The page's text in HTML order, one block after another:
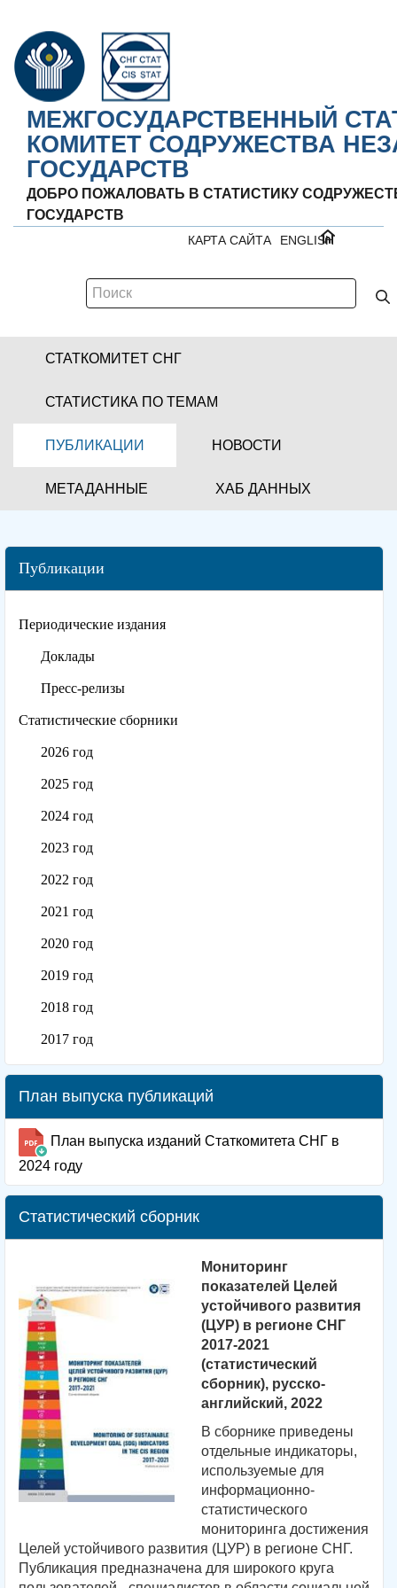
МЕЖГОСУДАРСТВЕННЫЙ
КОМИТЕТ СОДРУЖЕСТВА
ГОСУДАРСТВ
ДОБРО ПОЖАЛОВАТЬ В СТАТИСТИКУ
ГОСУДАРСТВ
ENGLISH
КАРТА САЙТА
СТАТКОМИТЕТ СНГ
СТАТИСТИКА ПО ТЕМАМ
ПУБЛИКАЦИИ НОВОСТИ
МЕТАДАННЫЕ ХАБ ДАННЫХ
Публикации
Периодические издания
Доклады
Пресс-релизы
Статистические сборники
2026 год
2025 год
2024 год
2023 год
2022 год
2021 год
2020 год
2019 год
2018 год
2017 год
План выпуска публикаций
План выпуска изданий Статкомитета СНГ в
2024 году
Статистический сборник
Мониторинг
показателей Целей
устойчивого развития
(ЦУР) в регионе СНГ
2017-2021
(статистический
сборник), русско-
английский, 2022
В сборнике приведены
отдельные индикаторы,
используемые для
информационно-
статистического
мониторинга достижения
Целей устойчивого развития (ЦУР) в регионе СНГ.
Публикация предназначена для широкого круга